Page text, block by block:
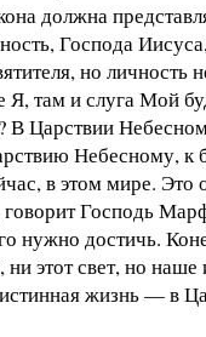
должна
Господа
но личность
Я, там и слуга Мой
В Царствии
Небесному, к
в этом мире. Это
Господь
нужно достичь.
этот свет, но наше
жизнь — в